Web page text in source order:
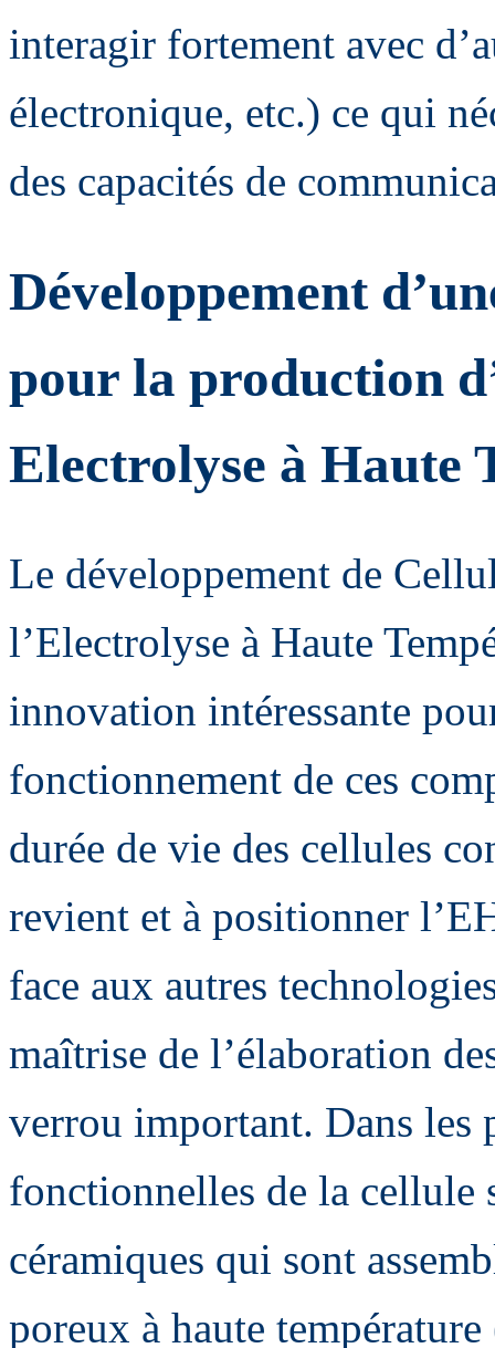
interagir fortement avec
électronique, etc.) ce qui
des capacités de
Développement
pour la production
Electrolyse à Haute
Le développement de
l’Electrolyse à Haute
innovation intéressante
fonctionnement de ces
durée de vie des cellules
revient et à positionner
face aux autres
maîtrise de l’élaboration
verrou important. Dans les
fonctionnelles de la cellule
céramiques qui sont
poreux à haute